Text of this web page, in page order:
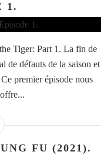
1.
Tiger: Part 1. La fin de
de défauts de la saison et
premier épisode nous
FU (2021).